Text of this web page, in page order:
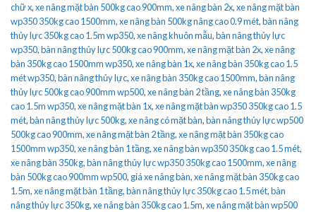
chữ x,xe nâng mặt bàn 500kg cao 900mm,xe nâng bàn 2x,xe nâng mặt bàn
wp350 350kg cao 1500mm,xe nâng bàn 500kg nâng cao 0.9 mét,bàn nâng
thủy lực 350kg cao 1.5m wp350,xe nâng khuôn mẫu,bàn nâng thủy lực
wp350,bàn nâng thủy lực 500kg cao 900mm,xe nâng mặt bàn 2x,xe nâng
bàn 350kg cao 1500mm wp350,xe nâng bàn 1x,xe nâng bàn 350kg cao 1.5
mét wp350,bàn nâng thủy lực,xe nâng bàn 350kg cao 1500mm,bàn nâng
thủy lực 500kg cao 900mm wp500,xe nâng bàn 2 tầng,xe nâng bàn 350kg
cao 1.5m wp350,xe nâng mặt bàn 1x,xe nâng mặt bàn wp350 350kg cao 1.5
mét,bàn nâng thủy lực 500kg,xe nâng có mặt bàn,bàn nâng thủy lực wp500
500kg cao 900mm,xe nâng mặt bàn 2 tầng,xe nâng mặt bàn 350kg cao
1500mm wp350,xe nâng bàn 1 tầng,xe nâng bàn wp350 350kg cao 1.5 mét,
xe nâng bàn 350kg,bàn nâng thủy lực wp350 350kg cao 1500mm,xe nâng
bàn 500kg cao 900mm wp500, giá xe nâng bàn,xe nâng mặt bàn 350kg cao
1.5m,xe nâng mặt bàn 1 tầng,bàn nâng thủy lực 350kg cao 1.5 mét,bàn
nâng thủy lực 350kg,xe nâng bàn 350kg cao 1.5m,xe nâng mặt bàn wp500